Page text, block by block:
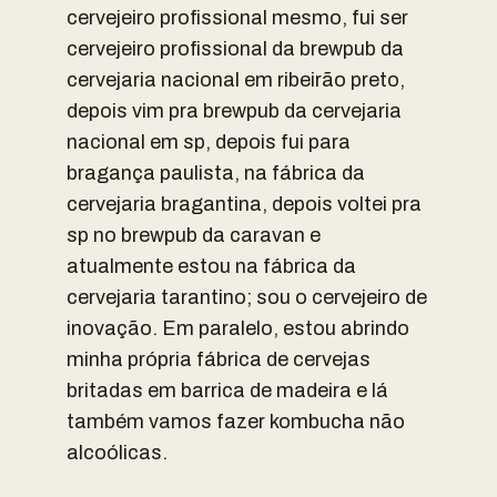
cervejeiro profissional mesmo, fui ser
cervejeiro profissional da brewpub da
cervejaria nacional em ribeirão preto,
depois vim pra brewpub da cervejaria
nacional em sp, depois fui para
bragança paulista, na fábrica da
cervejaria bragantina, depois voltei pra
sp no brewpub da caravan e
atualmente estou na fábrica da
cervejaria tarantino; sou o cervejeiro de
inovação. Em paralelo, estou abrindo
minha própria fábrica de cervejas
britadas em barrica de madeira e lá
também vamos fazer kombucha não
alcoólicas.